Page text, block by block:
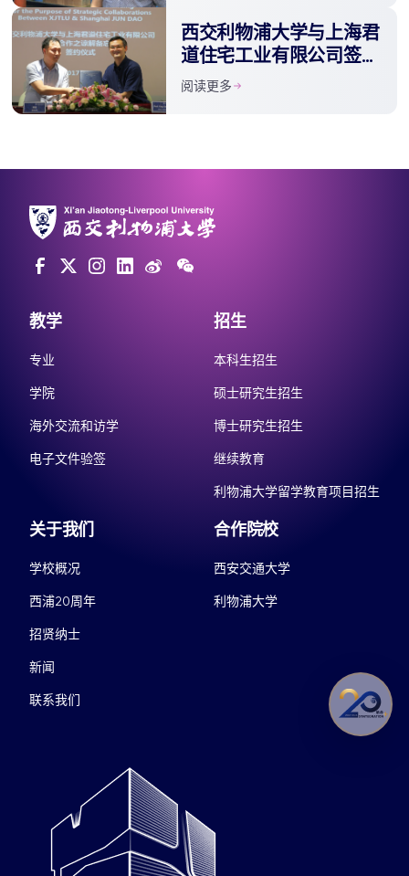
西交利物浦大学与上海君
道住宅工业有限公司签署
合作协议
阅读更多
教学
专业
学院
海外交流和访学
电子文件验签
招生
本科生招生
硕士研究生招生
博士研究生招生
继续教育
利物浦大学留学教育项目招生
关于我们
学校概况
西浦20周年
招贤纳士
新闻
联系我们
合作院校
西安交通大学
利物浦大学